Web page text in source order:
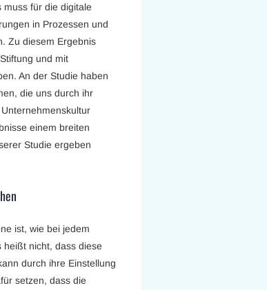
muss für die digitale
in Prozessen und
Zu diesem Ergebnis
und mit
An der Studie haben
die uns durch ihr
einem breiten
Studie ergeben
ist, wie bei jedem
nicht, dass diese
durch ihre Einstellung
setzen, dass die